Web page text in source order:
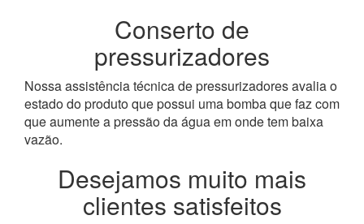
Conserto de
pressurizadores
Nossa assistência técnica de pressurizadores avalia o
estado do produto que possui uma bomba que faz com
que aumente a pressão da água em onde tem baixa
vazão.
Desejamos muito mais
clientes satisfeitos